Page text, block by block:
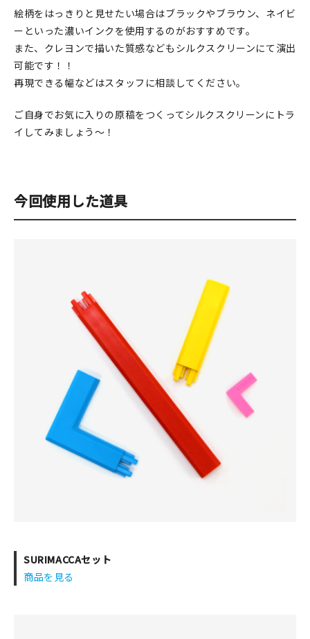
絵柄をはっきりと見せたい場合はブラックやブラウン、ネイビ
ーといった濃いインクを使用するのがおすすめです。
また、クレヨンで描いた質感などもシルクスクリーンにて演出
可能です！！
再現できる幅などはスタッフに相談してください。
ご自身でお気に入りの原稿をつくってシルクスクリーンにトラ
イしてみましょう～！
今回使用した道具
SURIMACCAセット
商品を見る